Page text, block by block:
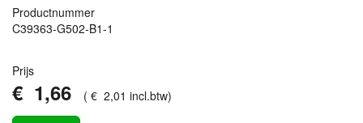
Productnummer
C39363-G502-B1-1
Prijs
€ 1,66 ( € 2,01 incl.btw)